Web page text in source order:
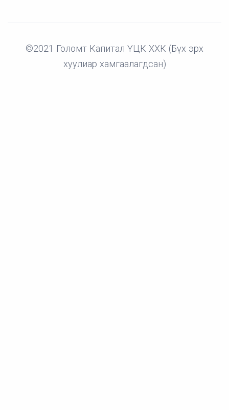
©2021 Голомт Капитал ҮЦК ХХК (Бүх эрх
хуулиар хамгаалагдсан)